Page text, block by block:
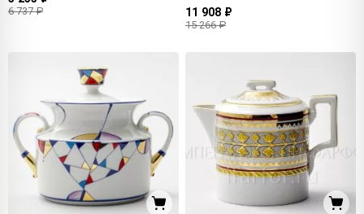
6 737 ₽ 11 908 ₽
15 266 ₽